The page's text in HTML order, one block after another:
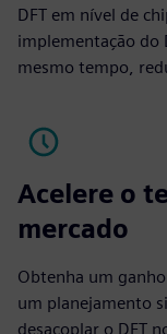
DFT em nível de
implementação do
mesmo tempo,
Acelere o
mercado
Obtenha um
um planejamento
desacoplar o DFT